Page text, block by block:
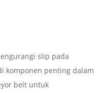
slip pada
komponen penting dalam
belt untuk